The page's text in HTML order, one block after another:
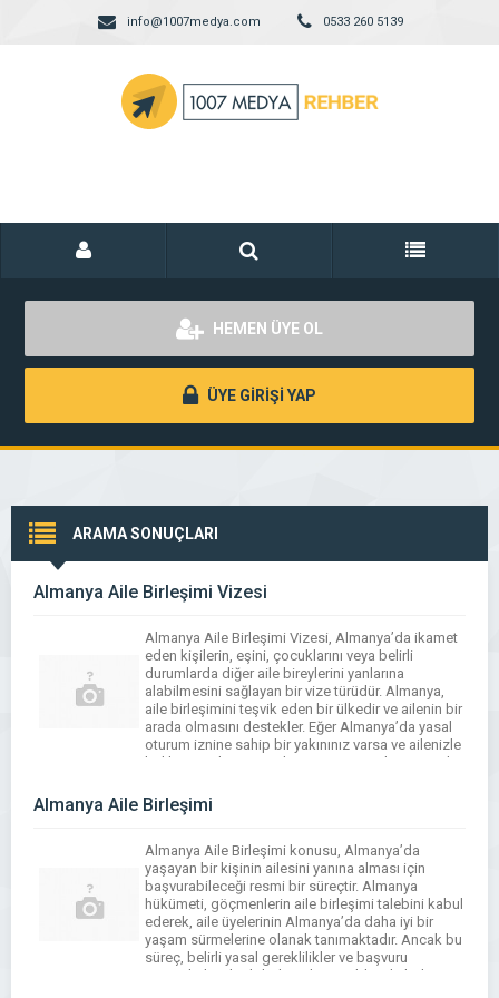
info@1007medya.com 0533 260 5139
HEMEN ÜYE OL
ÜYE GİRİŞİ YAP
ARAMA SONUÇLARI
Almanya Aile Birleşimi Vizesi
Almanya Aile Birleşimi Vizesi, Almanya’da ikamet
eden kişilerin, eşini, çocuklarını veya belirli
durumlarda diğer aile bireylerini yanlarına
alabilmesini sağlayan bir vize türüdür. Almanya,
aile birleşimini teşvik eden bir ülkedir ve ailenin bir
arada olmasını destekler. Eğer Almanya’da yasal
oturum iznine sahip bir yakınınız varsa ve ailenizle
birlikte orada yaşamak istiyorsanız, Almanya Aile
Almanya Aile Birleşimi
Almanya Aile Birleşimi konusu, Almanya’da
yaşayan bir kişinin ailesini yanına alması için
başvurabileceği resmi bir süreçtir. Almanya
hükümeti, göçmenlerin aile birleşimi talebini kabul
ederek, aile üyelerinin Almanya’da daha iyi bir
yaşam sürmelerine olanak tanımaktadır. Ancak bu
süreç, belirli yasal gereklilikler ve başvuru
prosedürleriyle doludur. Almanya’da aile birleşimi